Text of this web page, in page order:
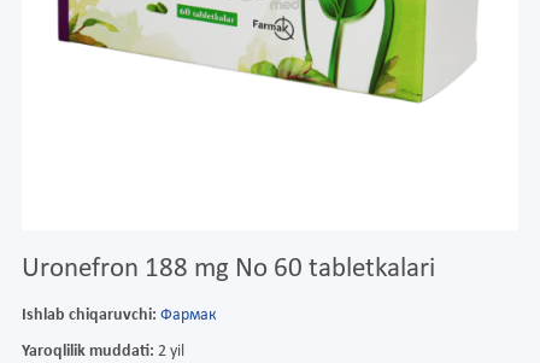
Uronefron 188 mg No 60 tabletkalari
Ishlab chiqaruvchi: Фармак
Yaroqlilik muddati: 2 yil